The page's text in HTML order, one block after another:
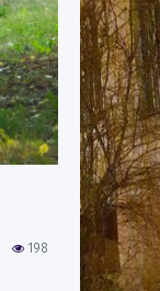
198